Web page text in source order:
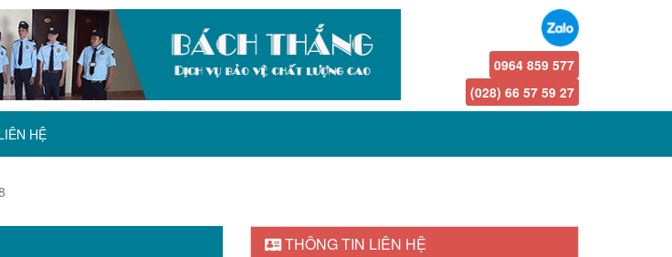
0964 859 577
(028) 66 57 59 27
HỆ
THÔNG TIN LIÊN HỆ